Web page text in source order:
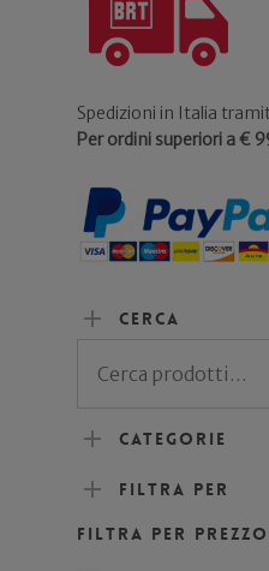
Spedizioni in Italia
Per ordini superiori a €
Cerca
Categorie
Filtra per
Filtra per prezzo